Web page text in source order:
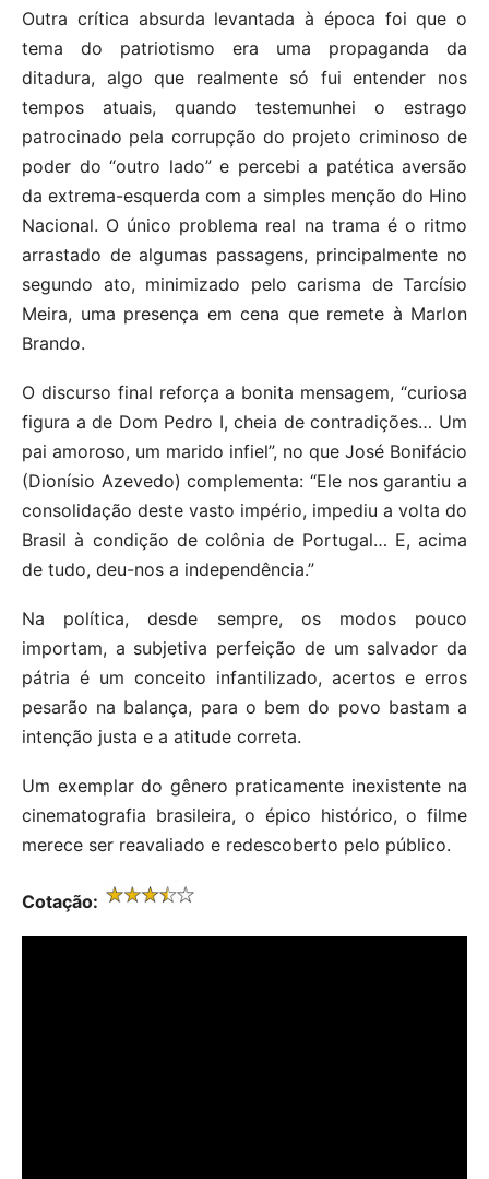
Outra crítica absurda levantada à época foi que o
tema do patriotismo era uma propaganda da
ditadura, algo que realmente só fui entender nos
tempos atuais, quando testemunhei o estrago
patrocinado pela corrupção do projeto criminoso de
poder do “outro lado” e percebi a patética aversão
da extrema-esquerda com a simples menção do Hino
Nacional. O único problema real na trama é o ritmo
arrastado de algumas passagens, principalmente no
segundo ato, minimizado pelo carisma de Tarcísio
Meira, uma presença em cena que remete à Marlon
Brando.
O discurso final reforça a bonita mensagem, “curiosa
figura a de Dom Pedro I, cheia de contradições… Um
pai amoroso, um marido infiel”, no que José Bonifácio
(Dionísio Azevedo) complementa: “Ele nos garantiu a
consolidação deste vasto império, impediu a volta do
Brasil à condição de colônia de Portugal… E, acima
de tudo, deu-nos a independência.”
Na política, desde sempre, os modos pouco
importam, a subjetiva perfeição de um salvador da
pátria é um conceito infantilizado, acertos e erros
pesarão na balança, para o bem do povo bastam a
intenção justa e a atitude correta.
Um exemplar do gênero praticamente inexistente na
cinematografia brasileira, o épico histórico, o filme
merece ser reavaliado e redescoberto pelo público.
Cotação: